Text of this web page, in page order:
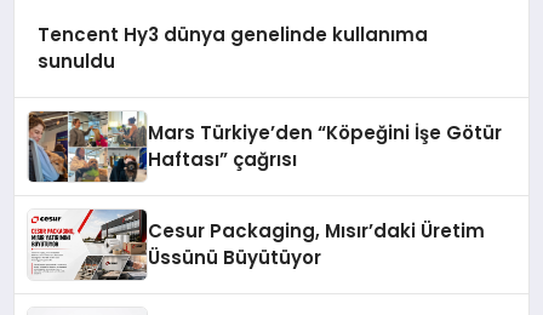
Tencent Hy3 dünya genelinde kullanıma
sunuldu
Mars Türkiye’den “Köpeğini İşe Götür
Haftası” çağrısı
Cesur Packaging, Mısır’daki Üretim
Üssünü Büyütüyor